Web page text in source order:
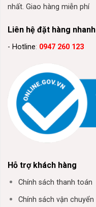
nhất. Giao hàng miễn phí
Liên hệ đặt hàng nhanh
- Hotline: 0947 260 123
Hỗ trợ khách hàng
Chính sách thanh toán
Chính sách vận chuyển